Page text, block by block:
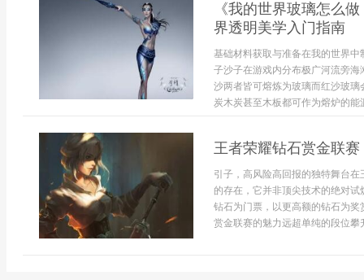
《我的世界玻璃怎么
界透明美学入门指南
基础材料获取与准备在我的世界
子沙子在游戏内分布极广河流旁
沙两者皆可熔炼为玻璃而红沙玻
炭木炭甚至木板都可作为熔炉的
王者荣耀钻石赏金联
引子，高风险高回报的独特舞台
的存在，它并非顶尖技术的绝对
钻石为门票，以更高额的钻石为
赏金联赛的魅力远超单纯的段位攀